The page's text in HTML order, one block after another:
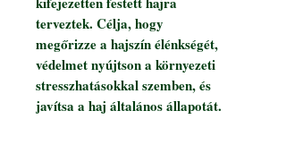
terveztek. Célja, hogy
megőrizze a hajszín élénkségét,
védelmet nyújtson a környezeti
stresszhatásokkal szemben, és
javítsa a haj általános állapotát.